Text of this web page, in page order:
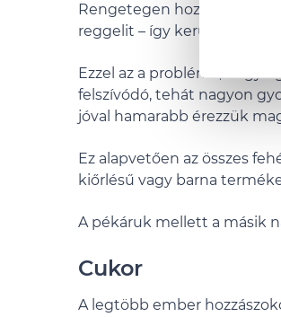
Rengetegen hozzászoktak
reggelit – így kerül
Ezzel az a probléma, hogy
felszívódó, tehát nagyon
jóval hamarabb érezzük
Ez alapvetően az összes
kiőrlésű vagy barna
A pékáruk mellett a másik
Cukor
A legtöbb ember